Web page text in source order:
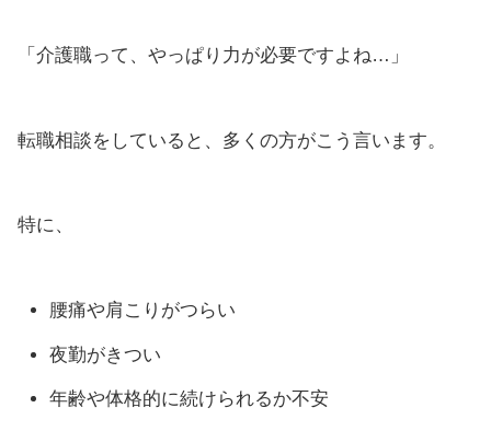
「介護職って、やっぱり力が必要ですよね…」
転職相談をしていると、多くの方がこう言います。
特に、
腰痛や肩こりがつらい
夜勤がきつい
年齢や体格的に続けられるか不安